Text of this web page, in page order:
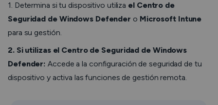
1. Determina si tu dispositivo utiliza el Centro de
Seguridad de Windows Defender o Microsoft Intune
para su gestión.
2. Si utilizas el Centro de Seguridad de Windows
Defender: Accede a la configuración de seguridad de tu
dispositivo y activa las funciones de gestión remota.